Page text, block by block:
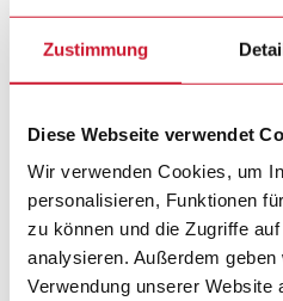
Zustimmung
Diese Webseite verwendet
Wir verwenden Cookies, um
personalisieren, Funktionen
zu können und die Zugriffe
analysieren. Außerdem
Verwendung unserer Website
Geschäftseinheit Automation
Geschäftseinheit der Carlo
elektronische Komponenten
vermarktet, die in der Industrie-
Gebäudeautomatisierung zum
Carlo Gavazzi Automation SpA